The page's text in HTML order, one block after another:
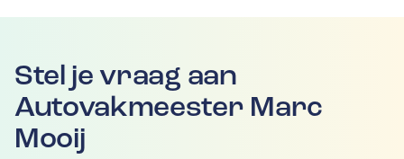
Stel je vraag aan
Autovakmeester Marc
Mooij